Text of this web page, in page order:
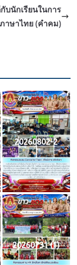
บนักเรียนในการ
าษาไทย (คำคม)
20260802-2
20260731 (1)